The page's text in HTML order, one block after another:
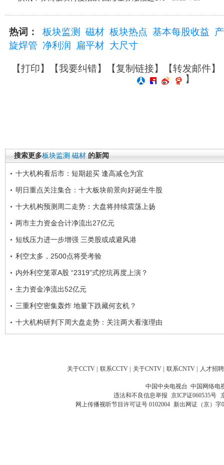
热词： 板块监测 磁材 板块热点 基本每股收益
旋焊管 净利润 扁平材 大尺寸
【打印】【我要纠错】【复制链接】【转发邮件】
】
搜索更多板块监测 磁材 的新闻
十大机构看后市：短期超买 逢高减仓为宜
明日重点关注集合：十大板块前景向好诞生牛股
十大机构预测周二走势：大盘将持续震荡上扬
两市主力资金合计净流出27亿元
短线压力进一步增强 三类股或成避风港
利空太多，2500点将受考验
内外利空笼罩A股 “2319”式挖坑再度上演？
主力资金净流出52亿元
三重利空密集轰炸 地量下跌藏何玄机？
十大机构研判下周大盘走势：关注两大看涨理由
关于CCTV 联系CCTV 关于CNTV 联系CNTV 人才招聘
中国中央电视台 中国网络电
违法和不良信息举报 京ICP证060535号
网上传播视听节目许可证号 0102004 新出网证（京）